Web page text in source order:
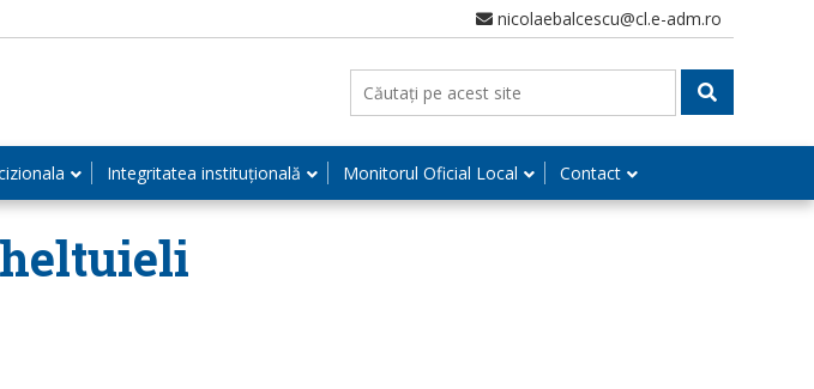
nicolaebalcescu@cl.e-adm.ro
Integritatea instituțională Monitorul Oficial Local Contact